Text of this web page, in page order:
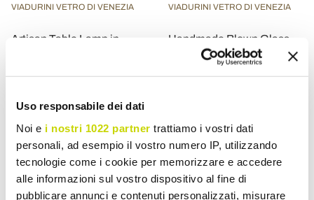
Uso responsabile dei dati
Noi e i nostri 1022 partner trattiamo i vostri dati
personali, ad esempio il vostro numero IP, utilizzando
tecnologie come i cookie per memorizzare e accedere
alle informazioni sul vostro dispositivo al fine di
pubblicare annunci e contenuti personalizzati, misurare
VIADURINI VETRO DI VENEZIA
Artisan Table Lamp in
VIADURINI VETRO DI VENEZIA
Handmade Blown Glass
Suspension Lamp in